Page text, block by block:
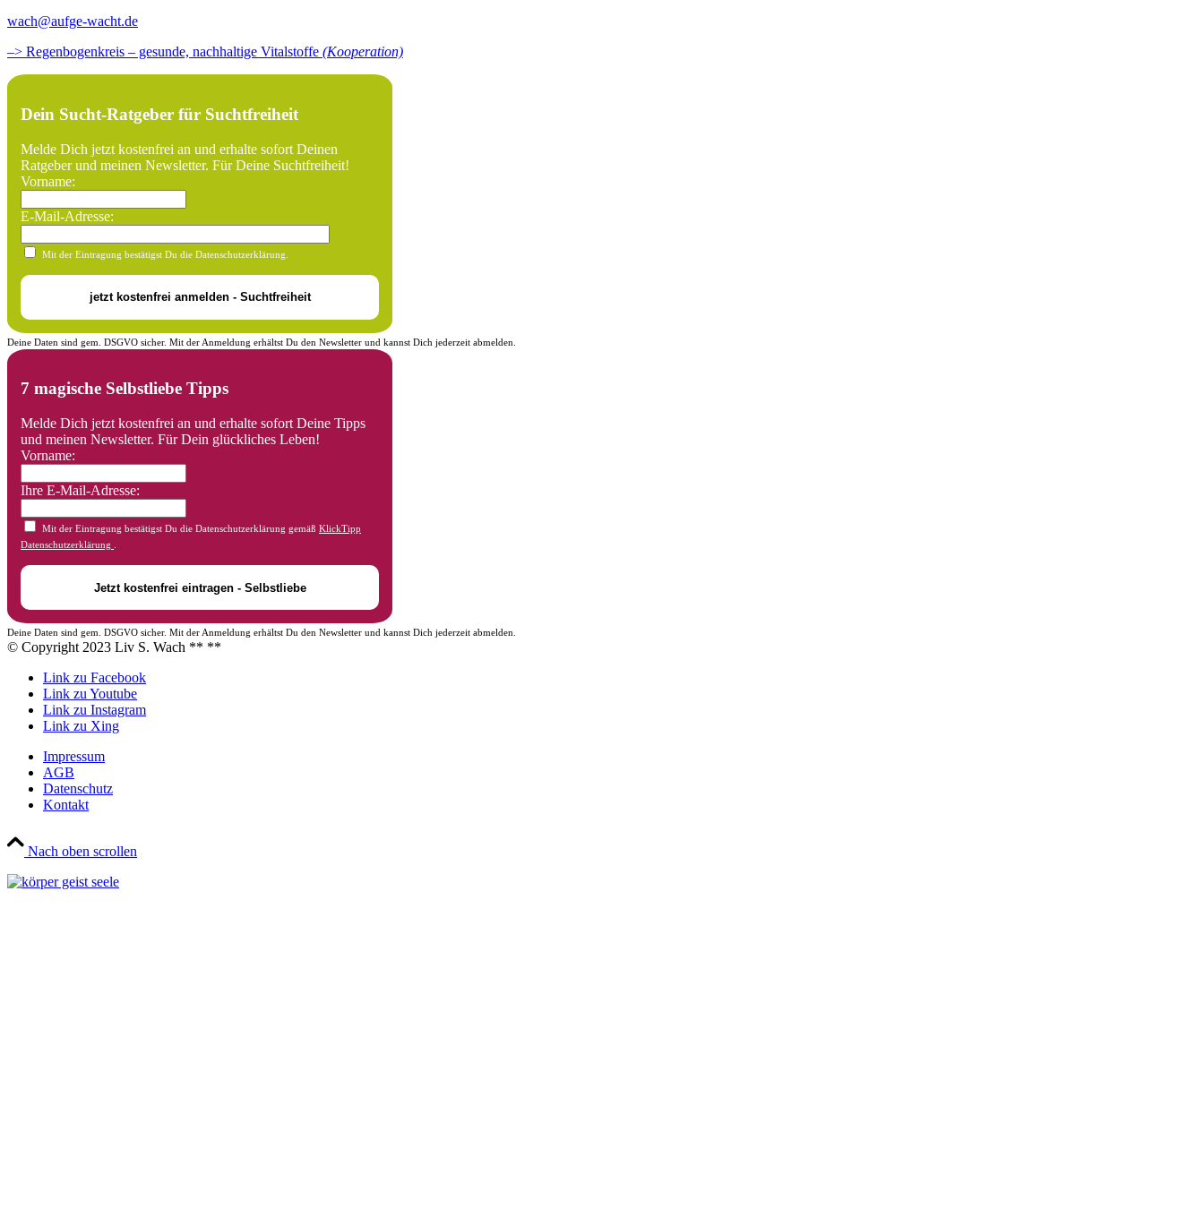
wach@aufge-wacht.de
–> Regenbogenkreis – gesunde, nachhaltige Vitalstoffe (Kooperation)
Dein Sucht-Ratgeber für Suchtfreiheit
Melde Dich jetzt kostenfrei an und erhalte sofort Deinen
Ratgeber und meinen Newsletter. Für Deine Suchtfreiheit!
Vorname:
E-Mail-Adresse:
Mit der Eintragung bestätigst Du die Datenschutzerklärung.
Deine Daten sind gem. DSGVO sicher. Mit der Anmeldung erhältst Du den Newsletter und kannst Dich jederzeit abmelden.
7 magische Selbstliebe Tipps
Melde Dich jetzt kostenfrei an und erhalte sofort Deine Tipps
und meinen Newsletter. Für Dein glückliches Leben!
Vorname:
Ihre E-Mail-Adresse:
Mit der Eintragung bestätigst Du die Datenschutzerklärung gemäß KlickTipp
Datenschutzerklärung
Deine Daten sind gem. DSGVO sicher. Mit der Anmeldung erhältst Du den Newsletter und kannst Dich jederzeit abmelden.
© Copyright 2023 Liv S. Wach ** **
Link zu Facebook
Link zu Youtube
Link zu Instagram
Link zu Xing
Impressum
AGB
Datenschutz
Kontakt
Nach oben scrollen